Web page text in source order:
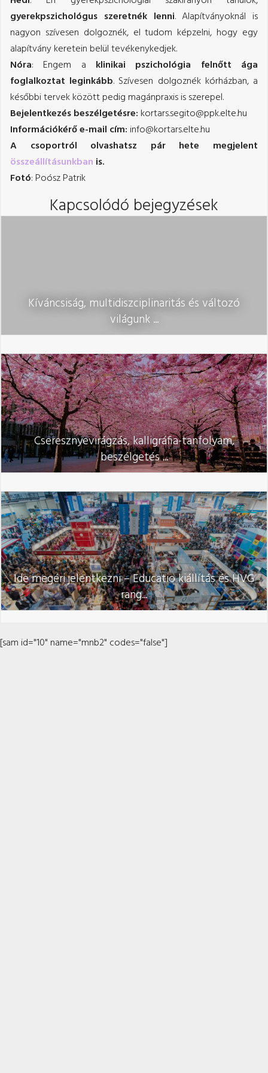
gyerekpszichológus szeretnék lenni. Alapítványoknál is
nagyon szívesen dolgoznék, el tudom képzelni, hogy egy
alapítvány keretein belül tevékenykedjek.
Nóra: Engem a klinikai pszichológia felnőtt ága
foglalkoztat leginkább. Szívesen dolgoznék kórházban, a
későbbi tervek között pedig magánpraxis is szerepel.
Bejelentkezés beszélgetésre:kortars.segito@ppk.elte.hu
Információkérő e-mail cím:info@kortars.elte.hu
A csoportról olvashatsz pár hete megjelent
összeállításunkban is.
Fotó: Poósz Patrik
Kapcsolódó bejegyzések
Kíváncsiság, multidiszciplinaritás és változó
világunk ...
Cseresznyevirágzás, kalligráfia-tanfolyam,
beszélgetés ...
Ide megéri jelentkezni – Educatio kiállítás és HVG
rang...
[sam id="10" name="mnb2" codes="false"]